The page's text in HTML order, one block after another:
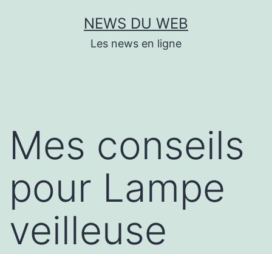
NEWS DU WEB
Les news en ligne
Mes conseils
pour Lampe
veilleuse